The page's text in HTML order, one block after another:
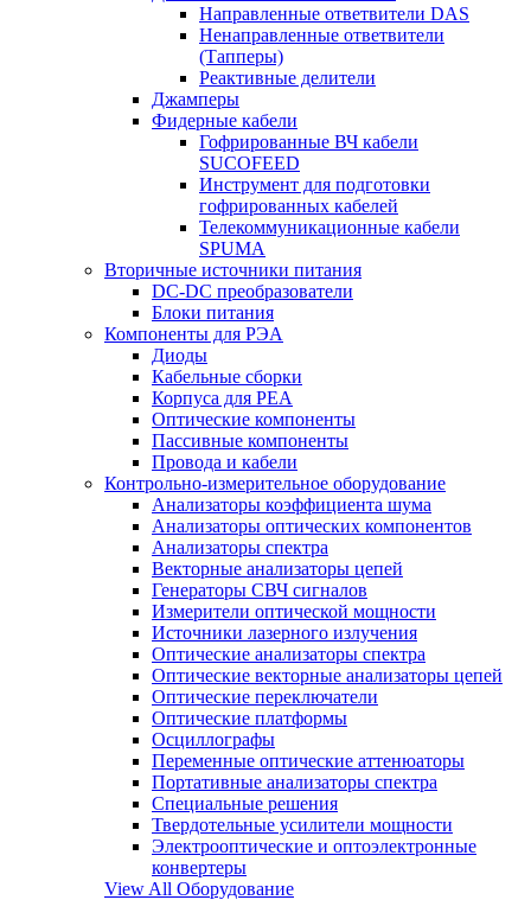
Направленные ответвители DAS
Ненаправленные ответвители
(Тапперы)
Реактивные делители
Джамперы
Фидерные кабели
Гофрированные ВЧ кабели
SUCOFEED
Инструмент для подготовки
гофрированных кабелей
Телекоммуникационные кабели
SPUMA
Вторичные источники питания
DC-DC преобразователи
Блоки питания
Компоненты для РЭА
Диоды
Кабельные сборки
Корпуса для РЕА
Оптические компоненты
Пассивные компоненты
Провода и кабели
Контрольно-измерительное оборудование
Анализаторы коэффициента шума
Анализаторы оптических компонентов
Анализаторы спектра
Векторные анализаторы цепей
Генераторы СВЧ сигналов
Измерители оптической мощности
Источники лазерного излучения
Оптические анализаторы спектра
Оптические векторные анализаторы цепей
Оптические переключатели
Оптические платформы
Осциллографы
Переменные оптические аттенюаторы
Портативные анализаторы спектра
Специальные решения
Твердотельные усилители мощности
Электрооптические и оптоэлектронные
конвертеры
View All Оборудование